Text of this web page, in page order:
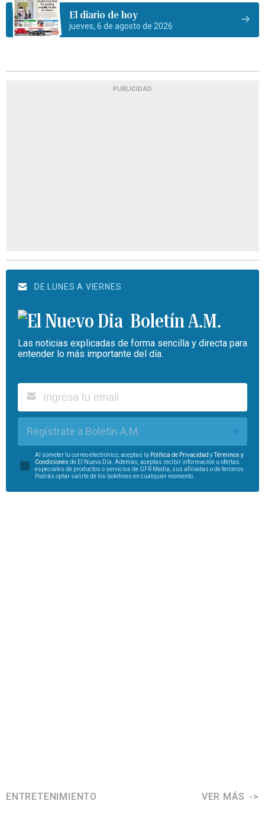
El diario de hoy
jueves, 6 de agosto de 2026
PUBLICIDAD
DE LUNES A VIERNES
Boletín A.M.
Las noticias explicadas de forma sencilla y directa para
entender lo más importante del día.
Regístrate a Boletín A.M.
Al someter tu correo electrónico, aceptas la Política de Privacidad yTérminos y
Condiciones de El Nuevo Día. Además, aceptas recibir información u ofertas
especiales de productos o servicios de GFR Media, sus afiliadas o de terceros.
Podrás optar salirte de los boletines en cualquier momento.
ENTRETENIMIENTO VER MÁS